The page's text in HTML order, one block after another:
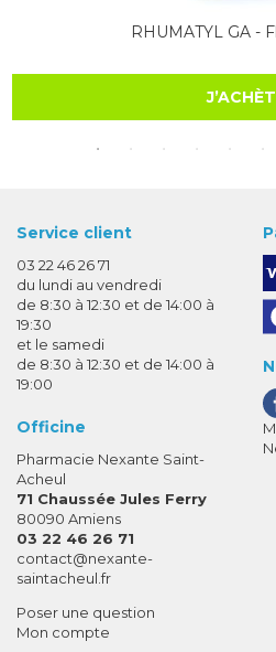
RHUMATYL GA -
Service client
03 22 46 26 71
du lundi au vendredi
de 8:30 à 12:30 et de 14:00 à
19:30
et le samedi
de 8:30 à 12:30 et de 14:00 à
19:00
Officine
Pharmacie Nexante Saint-
Acheul
71 Chaussée Jules Ferry
80090 Amiens
03 22 46 26 71
contact-
@-
nexante-
saintacheul.fr
Poser une question
Mon compte